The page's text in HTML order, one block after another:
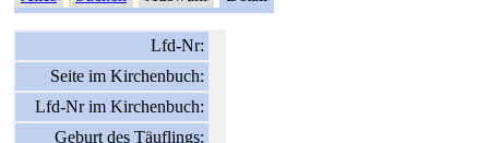
Lfd-Nr:
Seite im Kirchenbuch:
Lfd-Nr im Kirchenbuch:
Geburt des Täuflings: